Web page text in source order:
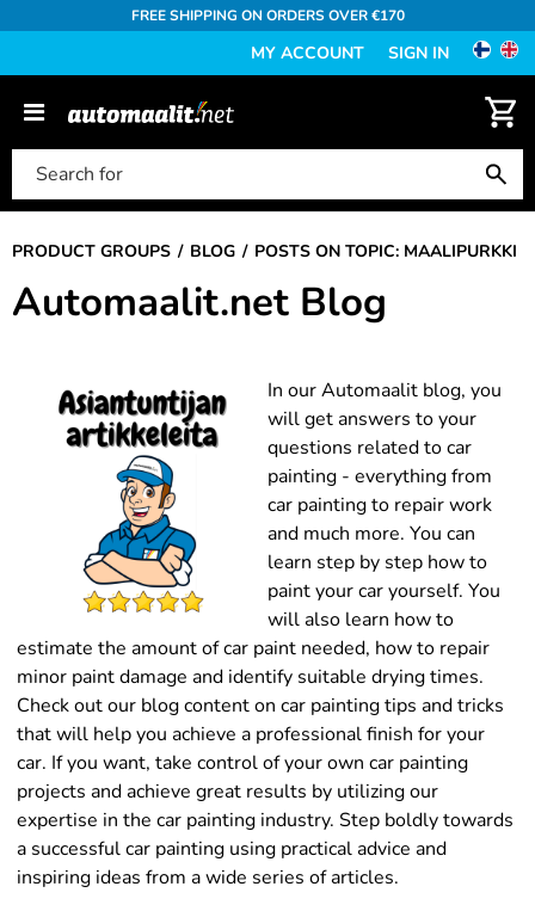
FREE SHIPPING ON ORDERS OVER €170
MY ACCOUNT SIGN IN
PRODUCT GROUPS BLOG POSTS ON TOPIC: MAALIPURKKI
Automaalit.net Blog
In our Automaalit blog, you
will get answers to your
questions related to car
painting - everything from
car painting to repair work
and much more. You can
learn step by step how to
paint your car yourself. You
will also learn how to
estimate the amount of car paint needed, how to repair
minor paint damage and identify suitable drying times.
Check out our blog content on car painting tips and tricks
that will help you achieve a professional finish for your
car. If you want, take control of your own car painting
projects and achieve great results by utilizing our
expertise in the car painting industry. Step boldly towards
a successful car painting using practical advice and
inspiring ideas from a wide series of articles.